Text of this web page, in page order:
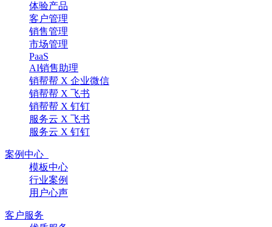
体验产品
客户管理
销售管理
市场管理
PaaS
AI销售助理
销帮帮 X 企业微信
销帮帮 X 飞书
销帮帮 X 钉钉
服务云 X 飞书
服务云 X 钉钉
案例中心
模板中心
行业案例
用户心声
客户服务